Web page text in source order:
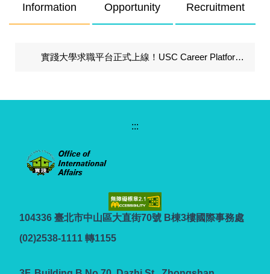
Information
Opportunity
Recruitment
實踐大學求職平台正式上線！USC Career Platform is Now Live!
:::
104336 臺北市中山區大直街70號 B棟3樓國際事務處
(02)2538-1111 轉1155